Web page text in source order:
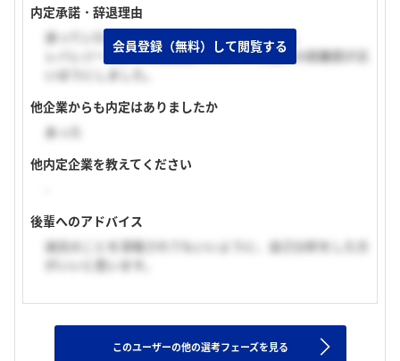
内定承諾・辞退理由
迷っていた会社から内定をもらったからです。
レバレジーズよりも規模感が小さく、上層との距離感が近
いほうにしました。
他企業からも内定はありましたか
あった
他内定企業を教えてください
後輩へのアドバイス
過去のことを深堀されてもいいように、自己分析をした方
がいいと思います。
会員登録（無料）して閲覧する
このユーザーの他の選考フェーズを見る